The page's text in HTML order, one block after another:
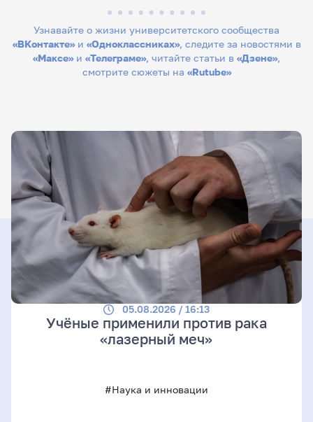
Узнавайте о жизни университетского сообщества
«ВКонтакте»и «Одноклассниках», следите за новостями в
«Максе» и «Телеграме», читайте статьи в «Дзене»,
смотрите сюжеты на «Rutube»
05.08.2026 / 16:13
Учёные применили против рака
«лазерный меч»
#Наука и инновации